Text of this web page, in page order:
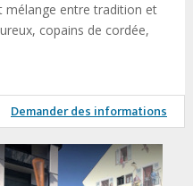
mélange entre tradition et
copains de cordée,
Demander des informations